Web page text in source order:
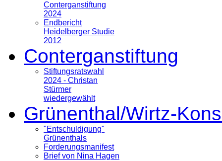
Conterganstiftung
2024
Endbericht
Heidelberger Studie
2012
Conterganstiftung
Stiftungsratswahl
2024 - Christan
Stürmer
wiedergewählt
Grünenthal/Wirtz-
"Entschuldigung"
Grünenthals
Forderungsmanifest
Brief von Nina Hagen